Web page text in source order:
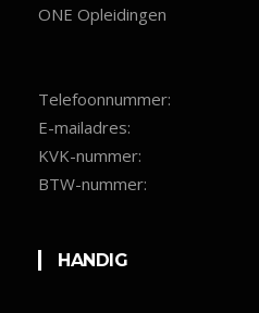
ONE Opleidingen
Telefoonnummer:
E-mailadres:
KVK-nummer:
BTW-nummer:
HANDIG